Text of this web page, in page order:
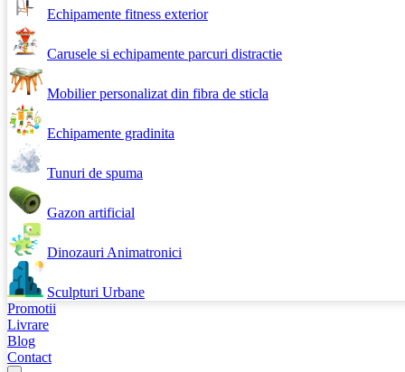
Echipamente fitness exterior
Carusele si echipamente parcuri distractie
Mobilier personalizat din fibra de sticla
Echipamente gradinita
Tunuri de spuma
Gazon artificial
Dinozauri Animatronici
Sculpturi Urbane
Promotii
Livrare
Blog
Contact